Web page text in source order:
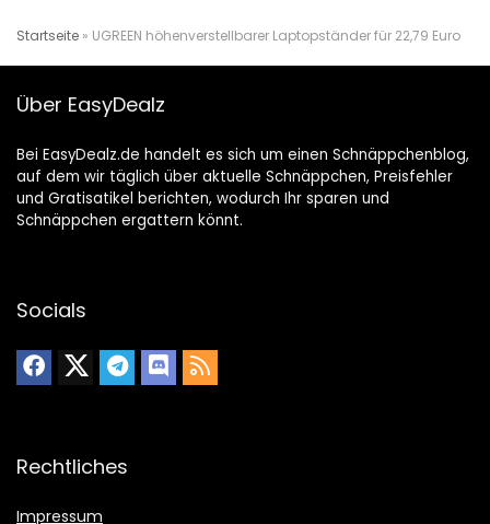
Startseite » UGREEN höhenverstellbarer Laptopständer für 22,79 Euro
Über EasyDealz
Bei EasyDealz.de handelt es sich um einen Schnäppchenblog,
auf dem wir täglich über aktuelle Schnäppchen, Preisfehler
und Gratisatikel berichten, wodurch Ihr sparen und
Schnäppchen ergattern könnt.
Socials
Rechtliches
Impressum